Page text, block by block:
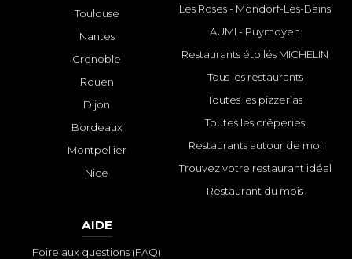
Toulouse
Nantes
Grenoble
Rouen
Dijon
Bordeaux
Montpellier
Nice
Les Roses - Mondorf-Les-Bains
AUMI - Puymoyen
Restaurants étoilés MICHELIN
Tous les restaurants
Toutes les pizzerias
Toutes les crêperies
Restaurants autour de moi
Trouvez votre restaurant idéal
Restaurant du mois
AIDE
Foire aux questions (FAQ)